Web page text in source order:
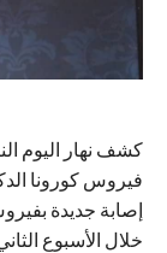
كشف نهار اليوم
إصابة جديدة
خلال الأسبوع